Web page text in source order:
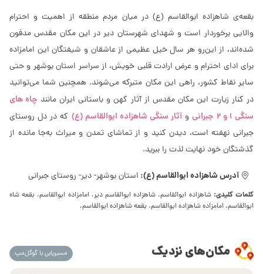
بقعه‌ی شاهزاده ابوالقاسم (ع) در میان مردم منطقه از اهمیت و احترام
والایی برخوردار است و شهدای شهرستان دیر در این مکان مقدس مدفون
شده‌اند، از این‌رو هر سال خیل عظیمی از عاشقان و شیفتگان این امامزاده
برای ادای احترام و عرض ارادت قلبی خویش، از سراسر استان بوشهر و حتی
سایر نقاط کشور، راهی این مکان متبرکه می‌شوند. همچنین شما می‌توانید
در کنار زیارت این مکان مقدس از آثار کهن و باستانی ایران مانند چاه های
سنگی 1 و 2 جبرانی
وآثار سنگی شاهزاده ابوالقاسم (ع) که در دل روستای
جبرانی نهفته است، دیدن کنید و از تماشای تمدن و میراث به‌جا مانده از
گذشتگان خود نهایت لذت را ببرید.
آدرس شاهزاده ابوالقاسم (ع): استان بوشهر- دیر- روستای جبرانی
کلمات کلیدی:شاهزاده ابوالقاسم، شاهزاده ابوالقاسم دیر، امامزاده ابوالقاسم، بقعه شاه
ابوالقاسم، امامزاده شاهزاده ابوالقاسم، بقعه شاهزاده ابوالقاسم،
مکان‌های نزدیک مسیریابی با گوگل‌مپ